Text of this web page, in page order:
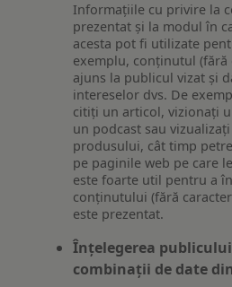
Informațiile cu privire la
prezentat și la modul în
acesta pot fi utilizate
exemplu, conținutul (fără
ajuns la publicul vizat și
intereselor dvs. De
citiți un articol, vizionați
un podcast sau
produsului, cât timp
pe paginile web pe care
este foarte util pentru a
conținutului (fără
este prezentat.
Înțelegerea
combinații de date